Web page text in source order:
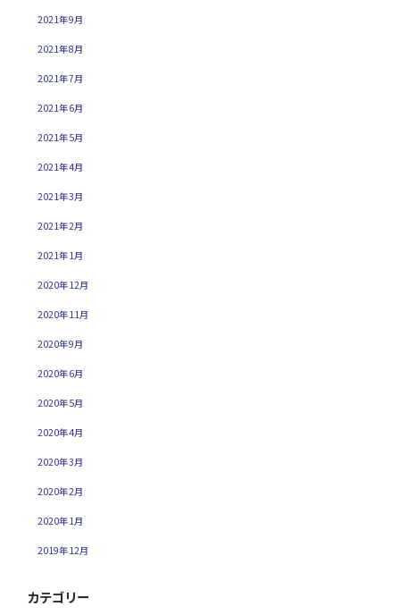
2021年9月
2021年8月
2021年7月
2021年6月
2021年5月
2021年4月
2021年3月
2021年2月
2021年1月
2020年12月
2020年11月
2020年9月
2020年6月
2020年5月
2020年4月
2020年3月
2020年2月
2020年1月
2019年12月
カテゴリー